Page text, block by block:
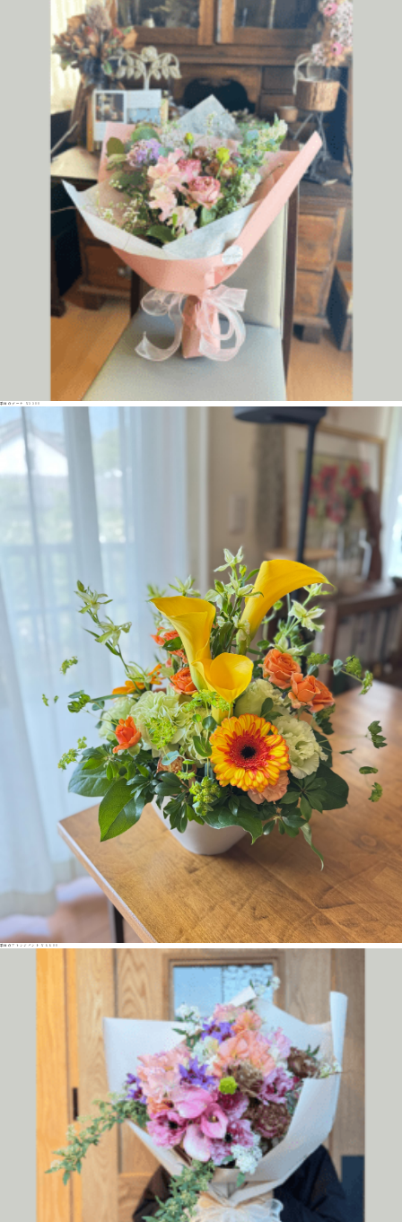
季節のブーケ ¥5500
季節のアレンジメント ¥6600